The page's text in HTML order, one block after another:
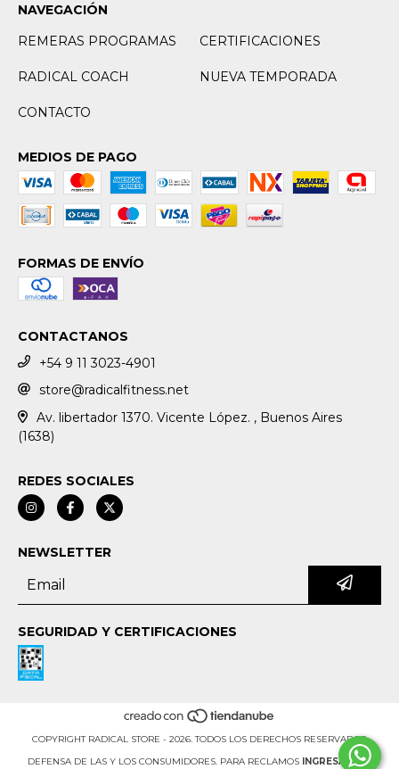
NAVEGACIÓN
REMERAS PROGRAMAS
CERTIFICACIONES
RADICAL COACH NUEVA TEMPORADA
CONTACTO
MEDIOS DE PAGO
FORMAS DE ENVÍO
CONTACTANOS
+54 9 11 3023-4901
store@radicalfitness.net
Av. libertador 1370. Vicente López. , Buenos Aires
(1638)
REDES SOCIALES
NEWSLETTER
SEGURIDAD Y CERTIFICACIONES
COPYRIGHT RADICAL STORE - 2026. TODOS LOS DERECHOS RESERVADOS.
DEFENSA DE LAS Y LOS CONSUMIDORES. PARA RECLAMOS
INGRESÁ ACÁ.